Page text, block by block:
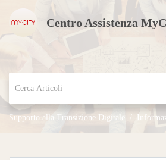
Centro Assistenza
Supporto alla Transizione Digitale